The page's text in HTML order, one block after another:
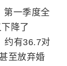
第一季度全
降了
约有36.7对
至放弃婚